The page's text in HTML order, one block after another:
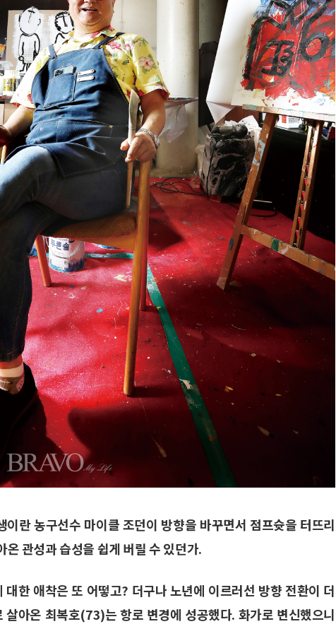
란 농구선수 마이클 조던이 방향을 바꾸면서 점프슛을 터뜨리
온 관성과 습성을 쉽게 버릴 수 있던가.
한 애착은 또 어떻고? 더구나 노년에 이르러선 방향 전환이 더
아온 최복호(73)는 항로 변경에 성공했다. 화가로 변신했으니